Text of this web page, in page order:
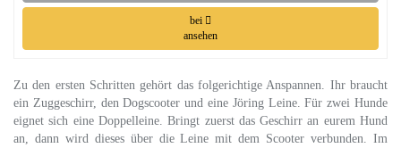
bei
ansehen
Zu den ersten Schritten gehört das folgerichtige Anspannen. Ihr braucht
ein Zuggeschirr, den Dogscooter und eine Jöring Leine. Für zwei Hunde
eignet sich eine Doppelleine. Bringt zuerst das Geschirr an eurem Hund
an, dann wird dieses über die Leine mit dem Scooter verbunden. Im